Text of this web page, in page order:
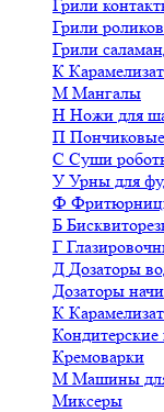
Грили
Грили
Грили
К
М Мангалы
Н Ножи для
П
С Суши
У Урны для
Ф
Б
Г
Д Дозаторы
Дозаторы
К
Кремоварки
М Машины
Миксеры